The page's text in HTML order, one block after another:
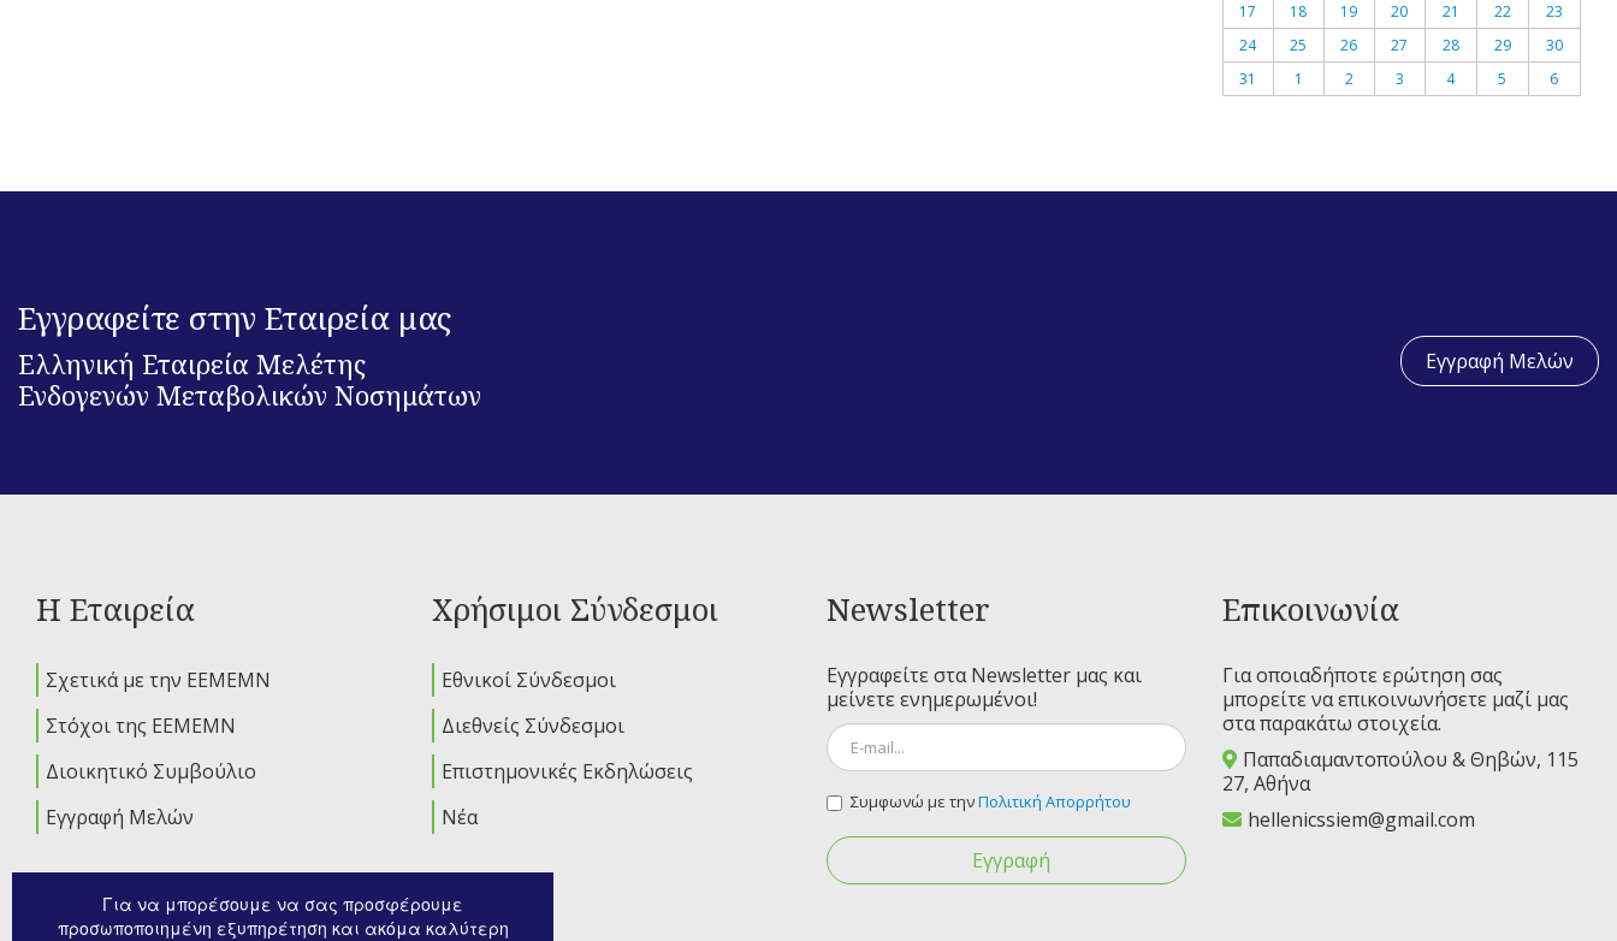
17
18 19 20 21 22
23
24
25 26 27 28 29
30
31
1 2 3 4 5 6
Εγγραφείτε στην Εταιρεία μας
Ελληνική Εταιρεία Μελέτης
Ενδογενών Μεταβολικών Νοσημάτων
Εγγραφή Μελών
Η Εταιρεία
Σχετικά με την ΕΕΜΕΜΝ
Στόχοι της ΕΕΜΕΜΝ
Διοικητικό Συμβούλιο
Εγγραφή Μελών
Χρήσιμοι Σύνδεσμοι
Εθνικοί Σύνδεσμοι
Διεθνείς Σύνδεσμοι
Επιστημονικές Εκδηλώσεις
Νέα
Newsletter
Εγγραφείτε στα Newsletter μας και
μείνετε ενημερωμένοι!
Συμφωνώ με τηνΠολιτική Απορρήτου
Εγγραφή
Επικοινωνία
Για οποιαδήποτε ερώτηση σας
μπορείτε να επικοινωνήσετε μαζί μας
στα παρακάτω στοιχεία.
Παπαδιαμαντοπούλου & Θηβών, 115
27, Αθήνα
hellenicssiem@gmail.com
Για να μπορέσουμε να σας προσφέρουμε
προσωποποιημένη εξυπηρέτηση και ακόμα καλύτερη